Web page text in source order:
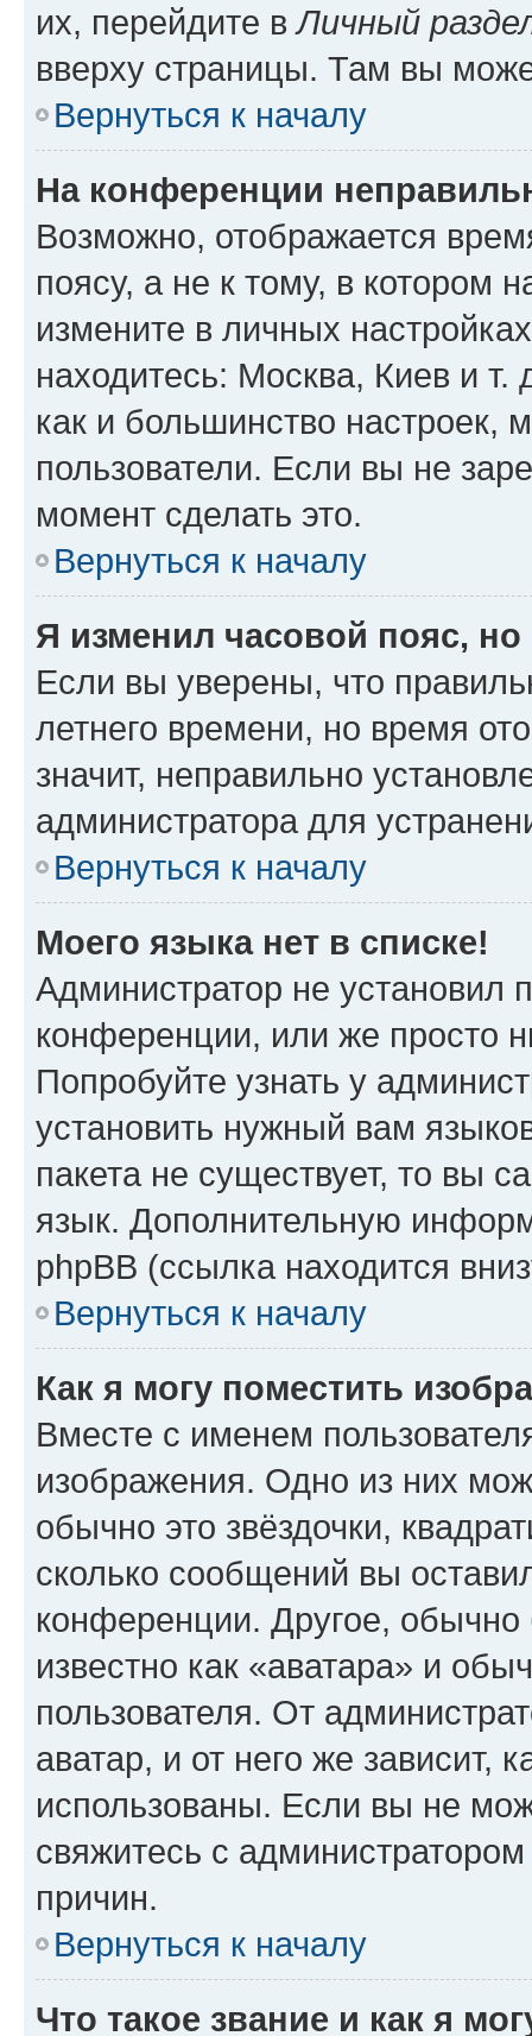
их, перейдите вЛичный
вверху страницы. Там вы
Вернуться к началу
На конференции
Возможно, отображается
поясу, а не к тому, в котором
измените в личных
находитесь: Москва, Киев и т.
как и большинство настроек,
пользователи. Если вы не
момент сделать это.
Вернуться к началу
Я изменил часовой пояс,
Если вы уверены, что
летнего времени, но время
значит, неправильно
администратора для
Вернуться к началу
Моего языка нет в списке!
Администратор не установил
конференции, или же просто
Попробуйте узнать у
установить нужный вам
пакета не существует, то вы
язык. Дополнительную
phpBB (ссылка находится
Вернуться к началу
Как я могу поместить
Вместе с именем
изображения. Одно из них
обычно это звёздочки,
сколько сообщений вы
конференции. Другое,
известно как «аватара» и
пользователя. От
аватар, и от него же зависит,
использованы. Если вы не
свяжитесь с
причин.
Вернуться к началу
Что такое звание и как я